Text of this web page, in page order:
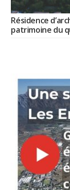
Résidence
patrimoine du